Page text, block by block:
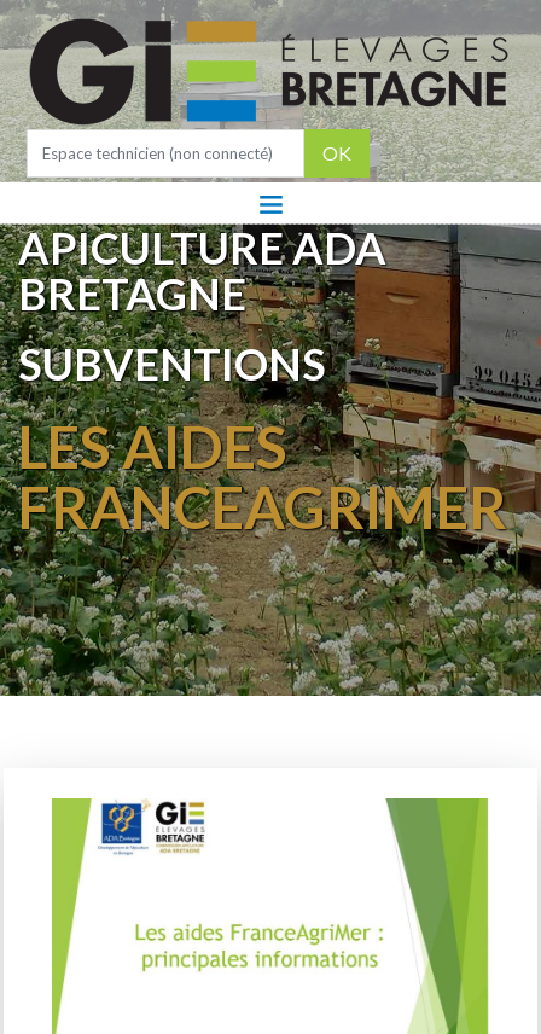
OK
APICULTURE ADA
BRETAGNE
SUBVENTIONS
LES AIDES
FRANCEAGRIMER